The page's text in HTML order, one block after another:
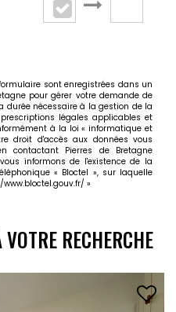
sont enregistrées dans un
pour gérer votre demande de
durée nécessaire à la gestion de la
légales applicables et
à la loi « informatique et
droit d'accès aux données vous
contactant Pierres de Bretagne
informons de l'existence de la
« Bloctel », sur laquelle
»
RECHERCHE